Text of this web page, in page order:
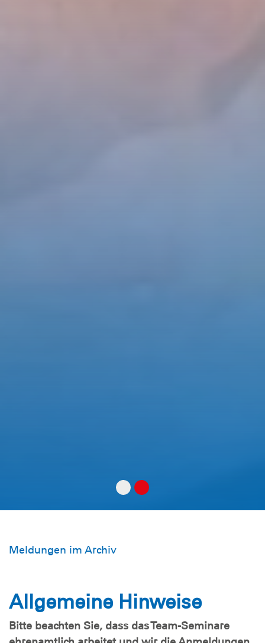
Meldungen im Archiv
Allgemeine Hinweise
Bitte beachten Sie, dass das Team-Seminare